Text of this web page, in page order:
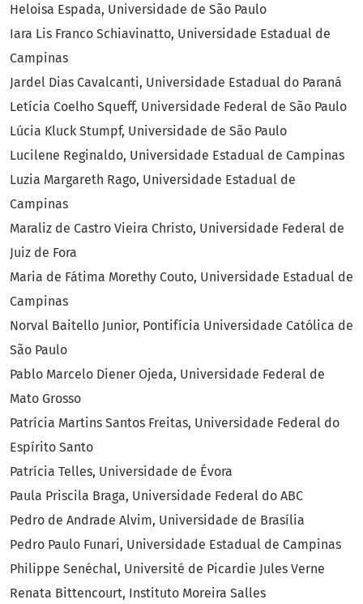
Heloisa Espada, Universidade de São Paulo
Iara Lis Franco Schiavinatto, Universidade Estadual de
Campinas
Jardel Dias Cavalcanti, Universidade Estadual do Paraná
Letícia Coelho Squeff, Universidade Federal de São Paulo
Lúcia Kluck Stumpf, Universidade de São Paulo
Lucilene Reginaldo, Universidade Estadual de Campinas
Luzia Margareth Rago, Universidade Estadual de
Campinas
Maraliz de Castro Vieira Christo, Universidade Federal de
Juiz de Fora
Maria de Fátima Morethy Couto, Universidade Estadual de
Campinas
Norval Baitello Junior, Pontifícia Universidade Católica de
São Paulo
Pablo Marcelo Diener Ojeda, Universidade Federal de
Mato Grosso
Patrícia Martins Santos Freitas, Universidade Federal do
Espírito Santo
Patrícia Telles, Universidade de Évora
Paula Priscila Braga, Universidade Federal do ABC
Pedro de Andrade Alvim, Universidade de Brasília
Pedro Paulo Funari, Universidade Estadual de Campinas
Philippe Senéchal, Université de Picardie Jules Verne
Renata Bittencourt, Instituto Moreira Salles